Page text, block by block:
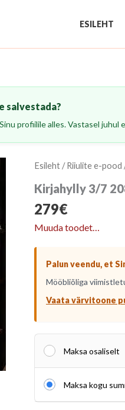
ESILEHT
salvestada?
profiilile alles. Vastasel juhul
Esileht /Riiulite e-pood
Kirjahylly 3/7
279€
Muuda toodet…
Palun veendu, et
Mööbliõliga
Vaata värvitoone
Maksa osaliselt
Maksa kogu